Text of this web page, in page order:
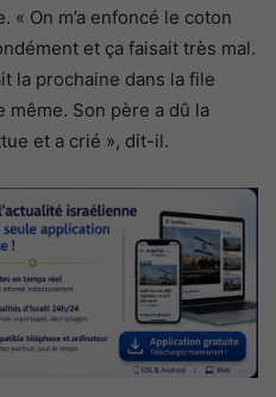
On m’a enfoncé le coton
et ça faisait très mal.
la prochaine dans la file
même. Son père a dû la
et a crié », dit-il.